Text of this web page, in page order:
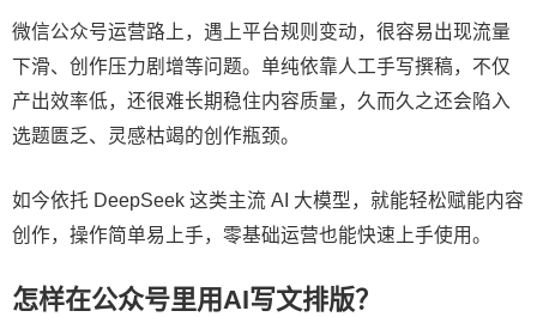
微信公众号运营路上，遇上平台规则变动，很容易出现流量
下滑、创作压力剧增等问题。单纯依靠人工手写撰稿，不仅
产出效率低，还很难长期稳住内容质量，久而久之还会陷入
选题匮乏、灵感枯竭的创作瓶颈。
如今依托 DeepSeek 这类主流 AI 大模型，就能轻松赋能内容
创作，操作简单易上手，零基础运营也能快速上手使用。
怎样在公众号里用AI写文排版？